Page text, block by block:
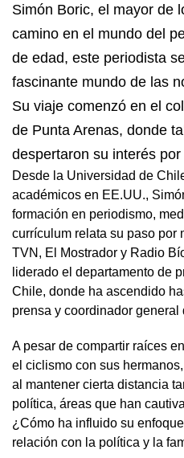
Simón Boric, el mayor de
camino en el mundo del
de edad, este periodista
fascinante mundo de las
Su viaje comenzó en el
de Punta Arenas, donde
despertaron su interés
Desde la Universidad de
académicos en EE.UU.,
formación en periodismo,
currículum relata su paso por
TVN, El Mostrador y Radio
liderado el departamento de
Chile, donde ha ascendido
prensa y coordinador general
A pesar de compartir raíces
el ciclismo con sus
al mantener cierta distancia
política, áreas que han
¿Cómo ha influido su
relación con la política y la